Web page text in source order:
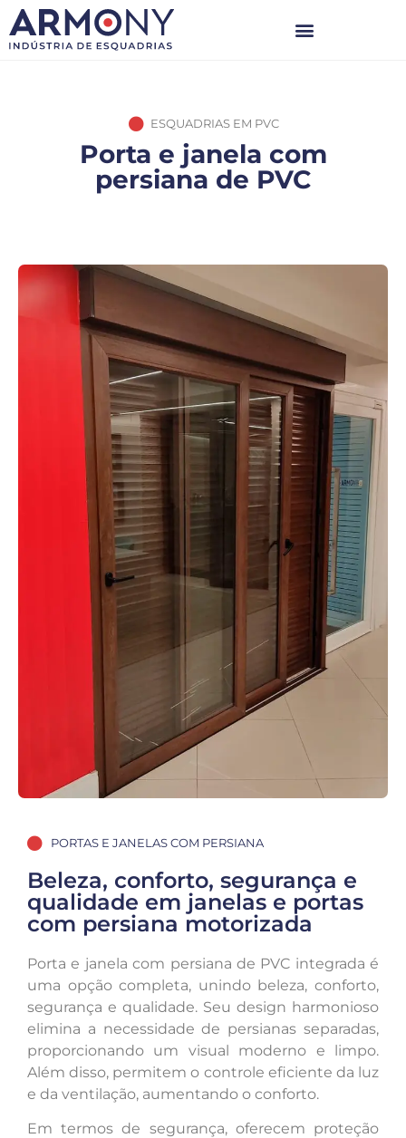
ESQUADRIAS EM PVC
Porta e janela com
persiana de PVC
PORTAS E JANELAS COM PERSIANA
Beleza, conforto, segurança e
qualidade em janelas e portas
com persiana motorizada
Porta e janela com persiana de PVC integrada é
uma opção completa, unindo beleza, conforto,
segurança e qualidade. Seu design harmonioso
elimina a necessidade de persianas separadas,
proporcionando um visual moderno e limpo.
Além disso, permitem o controle eficiente da luz
e da ventilação, aumentando o conforto.
Em termos de segurança, oferecem proteção